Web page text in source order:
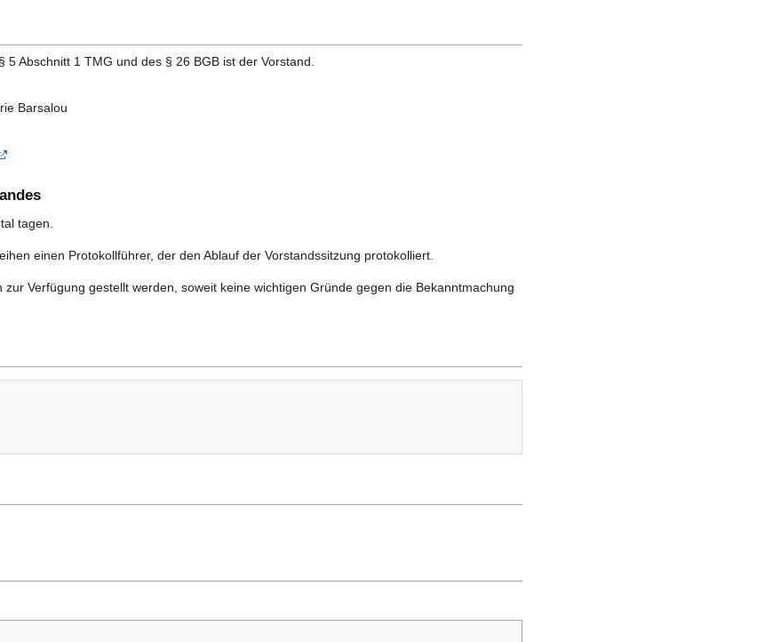
Abschnitt 1 TMG und des § 26 BGB ist der Vorstand.
Barsalou
tagen.
einen Protokollführer, der den Ablauf der Vorstandssitzung protokolliert.
Verfügung gestellt werden, soweit keine wichtigen Gründe gegen die Bekanntmachung